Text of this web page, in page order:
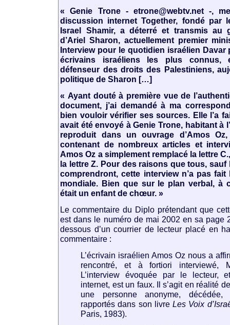
« Genie Trone - etrone@webtv.net -,
discussion internet Together, fondé par
Israel Shamir, a déterré et transmis au
d’Ariel Sharon, actuellement premier
Interview pour le quotidien israélien Davar
écrivains israéliens les plus connus,
défenseur des droits des Palestiniens,
politique de Sharon […]
« Ayant douté à première vue de
document, j’ai demandé à ma
bien vouloir vérifier ses sources. Elle l’a
avait été envoyé à Genie Trone, habitant à
reproduit dans un ouvrage d’Amos
contenant de nombreux articles et
Amos Oz a simplement remplacé la lettre
la lettre Z. Pour des raisons que tous,
comprendront, cette interview n’a pas
mondiale. Bien que sur le plan verbal, à
était un enfant de chœur. »
Le commentaire du Diplo prétendant que
est dans le numéro de mai 2002 en sa page
dessous d’un courrier de lecteur placé en
commentaire :
L’écrivain israélien Amos Oz nous a
rencontré, et à fortiori interviewé,
L’interview évoquée par le lecteur,
internet, est un faux. Il s’agit en réalité
une personne anonyme,
rapportés dans son livreLes Voix
Paris, 1983).